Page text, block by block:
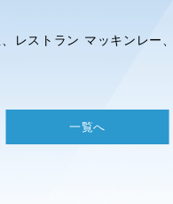
、レストラン マッキンレー
一覧へ